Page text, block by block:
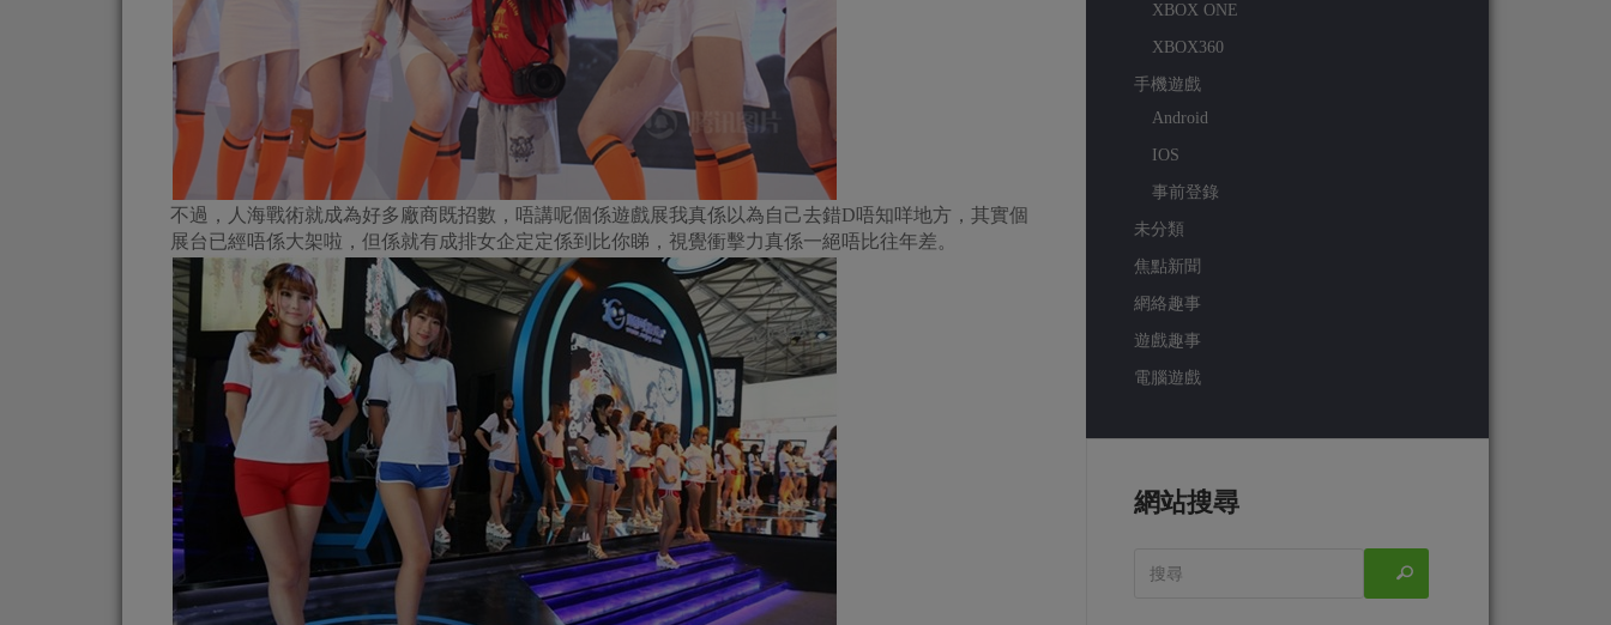
不過，人海戰術就成為好多廠商既招數，唔講呢個係遊戲展我真係以為自己去錯D唔知咩地方，其實個
展台已經唔係大架啦，但係就有成排女企定定係到比你睇，視覺衝擊力真係一絕唔比往年差。
XBOX ONE
XBOX360
手機遊戲
Android
IOS
事前登錄
未分類
焦點新聞
網絡趣事
遊戲趣事
電腦遊戲
網站搜尋